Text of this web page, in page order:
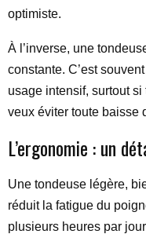
optimiste.
À l’inverse, une
constante. C’est
usage intensif, surtout
veux éviter toute baisse
L’ergonomie : un
Une tondeuse légère,
réduit la fatigue du
plusieurs heures par